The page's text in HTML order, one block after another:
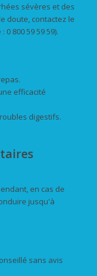
sévères et des
doute, contactez le
0 800 59 59 59).
efficacité
digestifs.
en cas de
jusqu'à
sans avis